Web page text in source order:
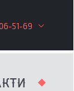
51-69